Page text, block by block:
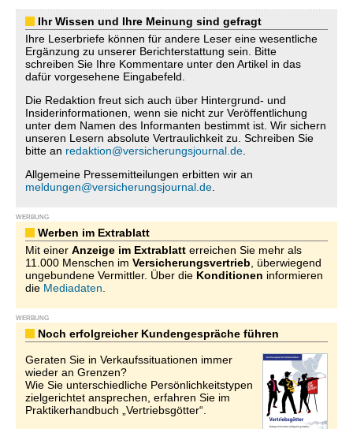
Ihr Wissen und Ihre Meinung sind gefragt
Ihre Leserbriefe können für andere Leser eine wesentliche
Ergänzung zu unserer Berichterstattung sein. Bitte
schreiben Sie Ihre Kommentare unter den Artikel in das
dafür vorgesehene Eingabefeld.
Die Redaktion freut sich auch über Hintergrund- und
Insiderinformationen, wenn sie nicht zur Veröffentlichung
unter dem Namen des Informanten bestimmt ist. Wir sichern
unseren Lesern absolute Vertraulichkeit zu. Schreiben Sie
bitte an redaktion@versicherungsjournal.de
Allgemeine Pressemitteilungen erbitten wir an
meldungen@versicherungsjournal.de
WERBUNG
Werben im Extrablatt
Mit einer Anzeige im Extrablatt erreichen Sie mehr als
11.000 Menschen im Versicherungsvertrieb , überwiegend
ungebundene Vermittler. Über die Konditionen informieren
die Mediadaten
WERBUNG
Noch erfolgreicher Kundengespräche führen
Geraten Sie in Verkaufssituationen immer
wieder an Grenzen?
Wie Sie unterschiedliche Persönlichkeitstypen
zielgerichtet ansprechen, erfahren Sie im
Praktikerhandbuch „Vertriebsgötter“.